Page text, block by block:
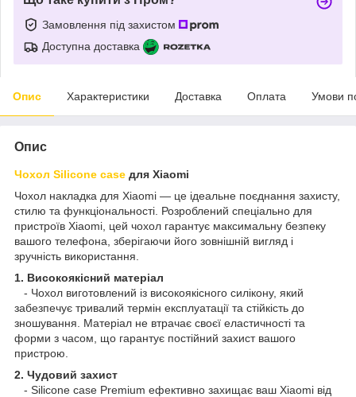
Замовлення під захистом
Доступна доставка
Опис Характеристики Доставка Оплата Умови
Опис
Чохол Silicone case для Xiaomi
Чохол накладка для Xiaomi — це ідеальне поєднання захисту,
стилю та функціональності. Розроблений спеціально для
пристроїв Xiaomi, цей чохол гарантує максимальну безпеку
вашого телефона, зберігаючи його зовнішній вигляд і
зручність використання.
1. Високоякісний матеріал
- Чохол виготовлений із високоякісного силікону, який
забезпечує тривалий термін експлуатації та стійкість до
зношування. Матеріал не втрачає своєї еластичності та
форми з часом, що гарантує постійний захист вашого
пристрою.
2. Чудовий захист
- Silicone case Premium ефективно захищає ваш Xiaomi від